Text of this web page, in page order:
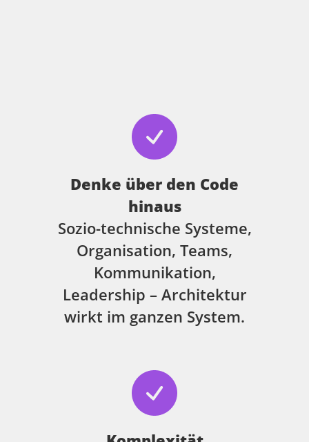
Denke über den Code
hinaus
Sozio-technische Systeme,
Organisation, Teams,
Kommunikation,
Leadership – Architektur
wirkt im ganzen System.